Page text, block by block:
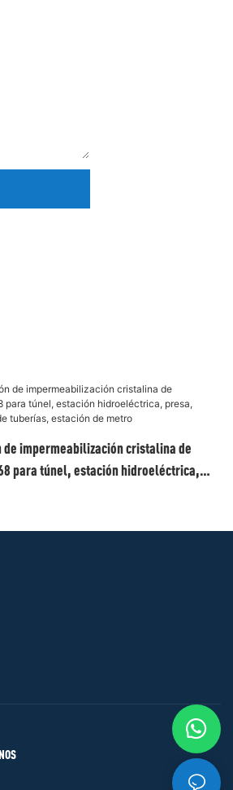
de impermeabilización cristalina de
para túnel, estación hidroeléctrica,